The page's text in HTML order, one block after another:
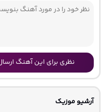
نظری برای این آهنگ
آرشیو موزیک